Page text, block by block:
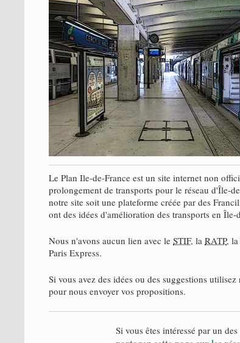
Le Plan Ile-de-France est un site internet non
prolongement de transports pour le réseau d'Île-
notre site soit une plateforme créée par des
ont des idées d'amélioration des transports en Île-
Nous n'avons aucun lien avec le STIF, la RATP, la
Paris Express.
Si vous avez des idées ou des suggestions
pour nous envoyer vos propositions.
Si vous êtes intéressé par un